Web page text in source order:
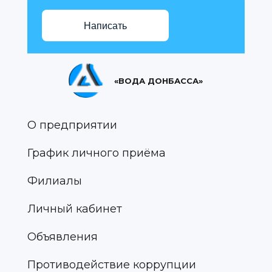
Написать
«ВОДА ДОНБАССА»
О предприятии
График личного приёма
Филиалы
Личный кабинет
Объявления
Противодействие коррупции